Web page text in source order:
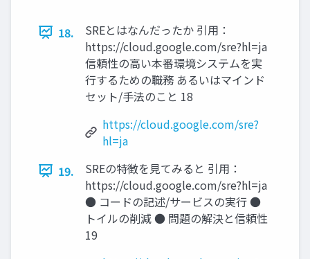
18.
SREとはなんだったか 引用：
https://cloud.google.com/sre?hl=ja
信頼性の高い本番環境システムを実
行するための職務 あるいはマインド
セット/手法のこと 18
https://cloud.google.com/sre?
hl=ja
19.
SREの特徴を見てみると 引用：
https://cloud.google.com/sre?hl=ja
● コードの記述/サービスの実行 ●
トイルの削減 ● 問題の解決と信頼性
19